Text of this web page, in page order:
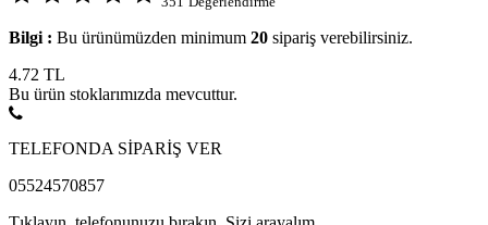
Bilgi : Bu ürünümüzden minimum 20 sipariş verebilirsiniz.
4.72 TL
Bu ürün stoklarımızda mevcuttur.
TELEFONDA SİPARİŞ VER
05524570857